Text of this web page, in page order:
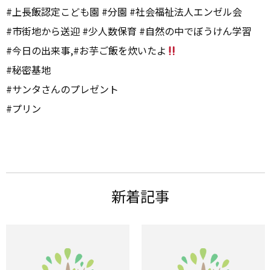
#上長飯認定こども園 #分園 #社会福祉法人エンゼル会
#市街地から送迎 #少人数保育 #自然の中でぼうけん学習
#今日の出来事,#お芋ご飯を炊いたよ
#秘密基地
#サンタさんのプレゼント
#プリン
新着記事